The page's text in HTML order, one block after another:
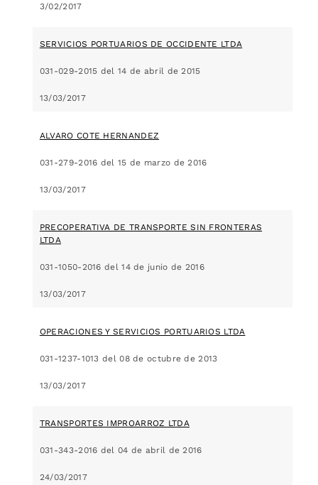
3/02/2017
SERVICIOS PORTUARIOS DE OCCIDENTE LTDA
031-029-2015 del 14 de abril de 2015
13/03/2017
ALVARO COTE HERNANDEZ
031-279-2016 del 15 de marzo de 2016
13/03/2017
PRECOPERATIVA DE TRANSPORTE SIN FRONTERAS
LTDA
031-1050-2016 del 14 de junio de 2016
13/03/2017
OPERACIONES Y SERVICIOS PORTUARIOS LTDA
031-1237-1013 del 08 de octubre de 2013
13/03/2017
TRANSPORTES IMPROARROZ LTDA
031-343-2016 del 04 de abril de 2016
24/03/2017